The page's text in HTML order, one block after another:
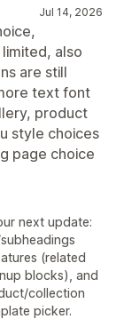
Jul 14, 2026
also
are still
text font
product
style choices
page choice
next update:
(related
blocks), and
collection
picker.